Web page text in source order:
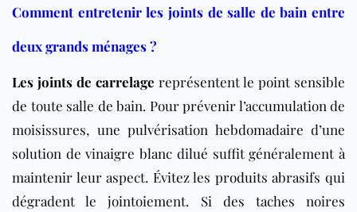
Comment entretenir les joints de salle de bain entre
deux grands ménages ?
Les joints de carrelage représentent le point sensible
de toute salle de bain. Pour prévenir l’accumulation de
moisissures, une pulvérisation hebdomadaire d’une
solution de vinaigre blanc dilué suffit généralement à
maintenir leur aspect. Évitez les produits abrasifs qui
dégradent le jointoiement. Si des taches noires